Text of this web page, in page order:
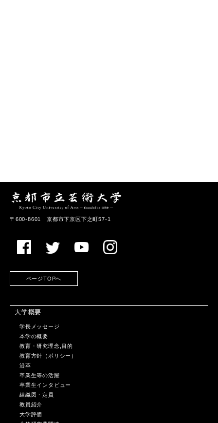
〒600-8601 京都市下京区下之町57-1
ページTOPへ
大学概要
学長メッセージ
本学の概要
教育・研究理念,目的
教育方針（ポリシー）
沿革
卒業生等の活躍
卒業生インタビュー
組織図・定員
教員紹介
大学評価